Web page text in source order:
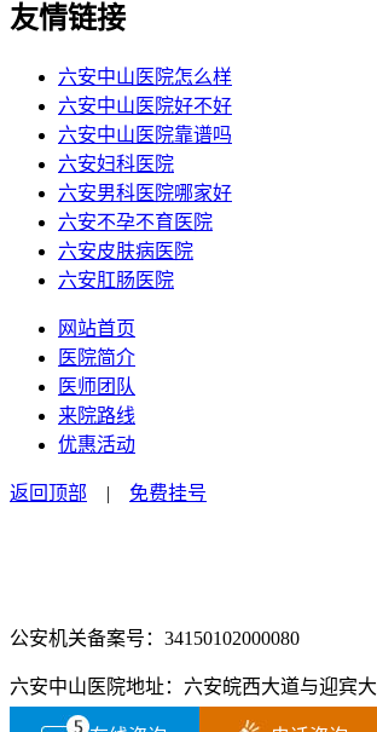
友情链接
六安中山医院怎么样
六安中山医院好不好
六安中山医院靠谱吗
六安妇科医院
六安男科医院哪家好
六安不孕不育医院
六安皮肤病医院
六安肛肠医院
网站首页
医院简介
医师团队
来院路线
优惠活动
返回顶部 | 免费挂号
公安机关备案号：34150102000080
六安中山医院地址：六安皖西大道与迎宾